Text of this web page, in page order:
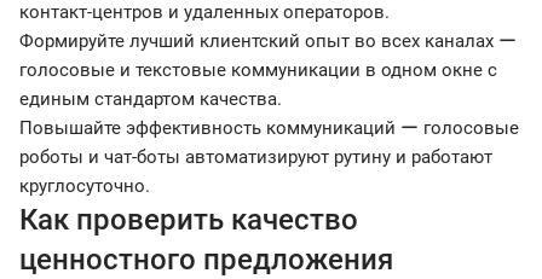
контакт-центров и удаленных операторов.
Формируйте лучший клиентский опыт во всех каналах ー
голосовые и текстовые коммуникации в одном окне с
единым стандартом качества.
Повышайте эффективность коммуникаций ー голосовые
роботы и чат-боты автоматизируют рутину и работают
круглосуточно.
Как проверить качество
ценностного предложения